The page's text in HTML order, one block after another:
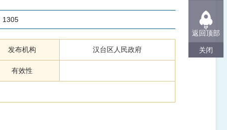
1305
发布机构 汉台区人民政府
有效性
返回顶部
关闭